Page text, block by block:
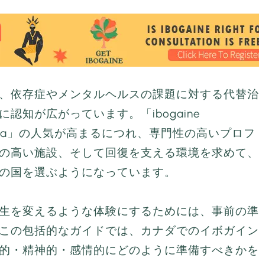
依存症やメンタルヘルスの課題に対する代替治
認知が広がっています。「ibogaine
の人気が高まるにつれ、専門性の高いプロフ
高い施設、そして回復を支える環境を求めて、
国を選ぶようになっています。
を変えるような体験にするためには、事前の準
の包括的なガイドでは、カナダでのイボガイン
・精神的・感情的にどのように準備すべきかを